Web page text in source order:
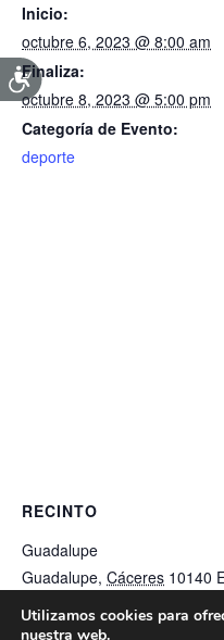
Inicio:
octubre 6, 2023 @ 8:00 am
Finaliza:
octubre 8, 2023 @ 5:00 pm
Categoría de Evento:
deporte
RECINTO
Guadalupe
Guadalupe, Cáceres 10140
927367006
Utilizamos cookies para
nuestra web.